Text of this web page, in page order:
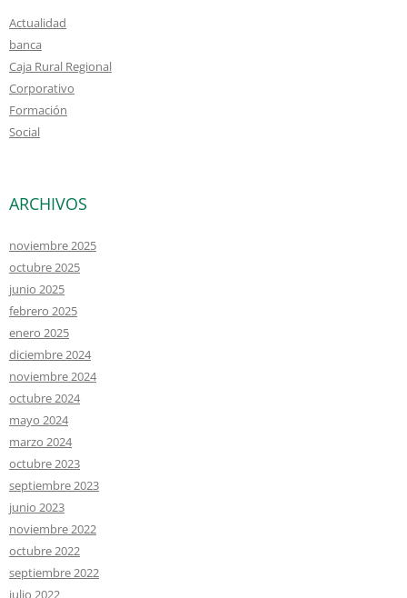
Actualidad
banca
Caja Rural Regional
Corporativo
Formación
Social
ARCHIVOS
noviembre 2025
octubre 2025
junio 2025
febrero 2025
enero 2025
diciembre 2024
noviembre 2024
octubre 2024
mayo 2024
marzo 2024
octubre 2023
septiembre 2023
junio 2023
noviembre 2022
octubre 2022
septiembre 2022
julio 2022